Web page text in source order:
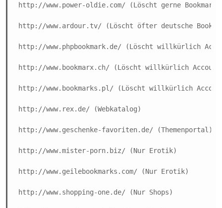
http://www.power-oldie.com/ (Löscht gerne
http://www.ardour.tv/ (Löscht öfter deutsche
http://www.phpbookmark.de/ (Löscht willkürlich
http://www.bookmarx.ch/ (Löscht willkürlich
http://www.bookmarks.pl/ (Löscht willkürlich
http://www.rex.de/ (Webkatalog)
http://www.geschenke-favoriten.de/ (Themenportal)
http://www.mister-porn.biz/ (Nur Erotik)
http://www.geilebookmarks.com/ (Nur Erotik)
http://www.shopping-one.de/ (Nur Shops)